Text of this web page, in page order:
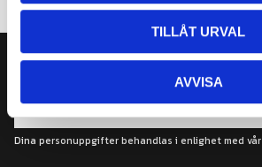
TILLÅT URVAL
AVVISA
Nyhetsbrev
Dina personuppgifter behandlas i enlighet med vår